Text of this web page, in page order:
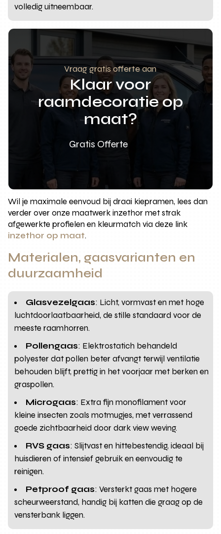
volledig uitneembaar.
Vraag gratis offerte aan
Klaar voor
raamdecoratie op
maat?
Gratis Offerte
Wil je maximale eenvoud bij draai kiepramen, lees dan
verder over onze maatwerk inzethor met strak
afgewerkte profielen en kleurmatch via deze link
inzethor op maat.
Materialen, gaasvarianten en
duurzaamheid
Glasvezelgaas: Licht, vormvast en met hoge
luchtdoorlaatbaarheid, de stille standaard voor de
meeste raamhorren.
Pollengaas: Elektrostatich behandeld
polyester dat pollen beter afvangt terwijl ventilatie
behouden blijft, prettig in het voorjaar met berken en
graspollen.
Microgaas: Extra fijn monofilament voor
kleine insecten zoals motmugjes, met verrassend
goede zichtbaarheid door dark view weving.
RVS gaas: Slijtvast en hittebestendig, ideaal bij
huisdieren of intensief gebruik en eenvoudig te
reinigen.
Petproof gaas: Versterkt gaas met hogere
scheurweerstand, handig bij katten die graag op de
vensterbank liggen.